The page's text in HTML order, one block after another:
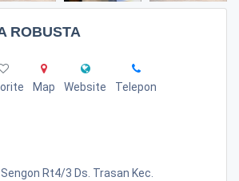
ROBUSTA
Map Website Telepon
Sengon Rt4/3 Ds. Trasan Kec.